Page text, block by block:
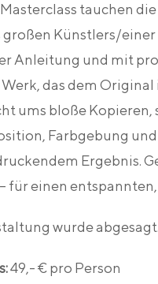
tauchen
Künstlers/
Anleitung und mit
das dem
ums bloße
Farbgebung
Ergebnis.
für einen
wurde abgesagt.
49,- € pro Person